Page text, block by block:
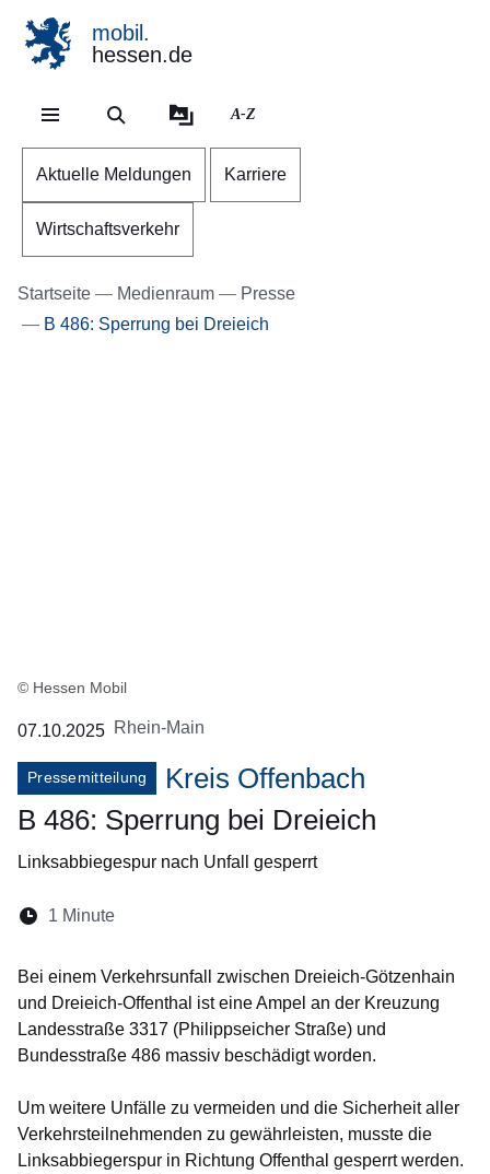
mobil.
hessen.de
A-Z
Aktuelle Meldungen Karriere
Wirtschaftsverkehr
Startseite Medienraum
Presse
B 486: Sperrung bei Dreieich
© Hessen Mobil
07.10.2025 Rhein-Main
Pressemitteilung
Kreis Offenbach
B 486: Sperrung bei Dreieich
Linksabbiegespur nach Unfall gesperrt
Lesedauer:
1 Minute
Bei einem Verkehrsunfall zwischen Dreieich-Götzenhain
und Dreieich-Offenthal ist eine Ampel an der Kreuzung
Landesstraße 3317 (Philippseicher Straße) und
Bundesstraße 486 massiv beschädigt worden.
Um weitere Unfälle zu vermeiden und die Sicherheit aller
Verkehrsteilnehmenden zu gewährleisten, musste die
Linksabbiegerspur in Richtung Offenthal gesperrt werden.